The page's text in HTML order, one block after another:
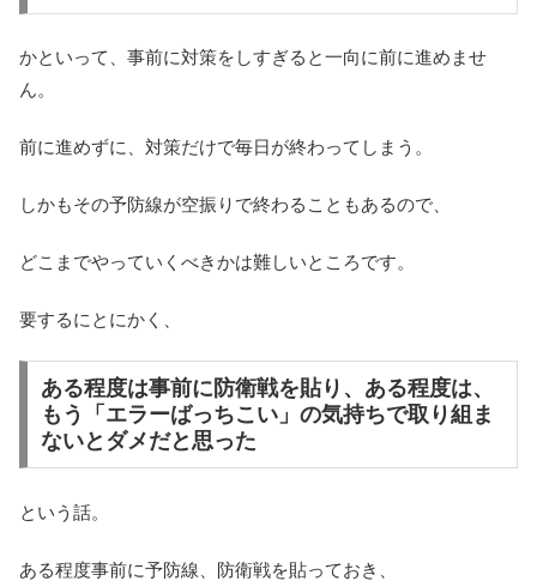
かといって、事前に対策をしすぎると一向に前に進めませ
ん。
前に進めずに、対策だけで毎日が終わってしまう。
しかもその予防線が空振りで終わることもあるので、
どこまでやっていくべきかは難しいところです。
要するにとにかく、
ある程度は事前に防衛戦を貼り、ある程度は、
もう「エラーばっちこい」の気持ちで取り組ま
ないとダメだと思った
という話。
ある程度事前に予防線、防衛戦を貼っておき、